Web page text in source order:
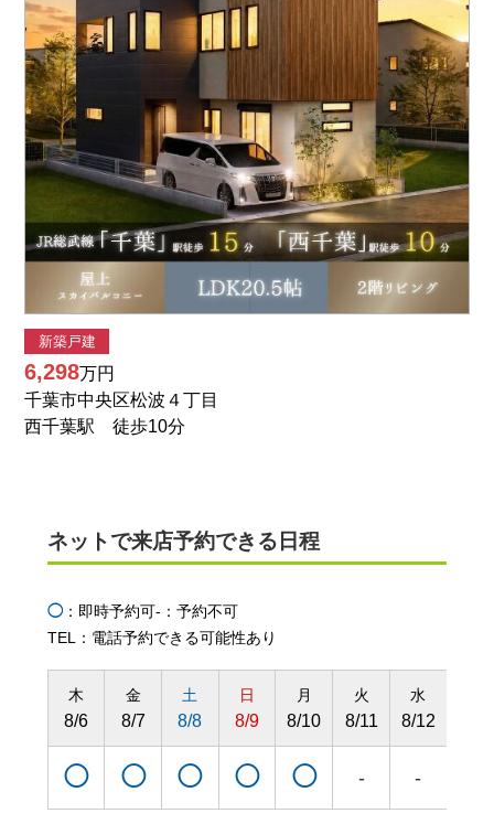
新築戸建
6,298万円
千葉市中央区松波４丁目
西千葉駅 徒歩10分
ネットで来店予約できる日程
◯：即時予約可-：予約不可
TEL：電話予約できる可能性あり
木
8/6
◯
金
8/7
◯
土
8/8
◯
日
8/9
◯
月
8/10
◯
火
8/11
-
水
8/12
-